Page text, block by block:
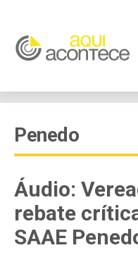
Penedo
Áudio:
rebate
SAAE